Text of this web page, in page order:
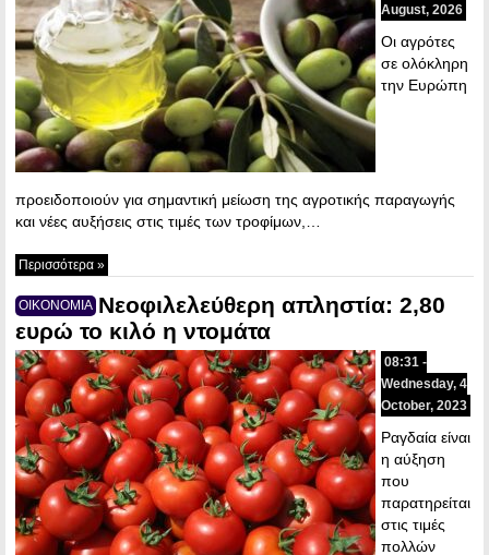
August, 2026
Οι αγρότες
σε ολόκληρη
την Ευρώπη
προειδοποιούν για σημαντική μείωση της αγροτικής παραγωγής
και νέες αυξήσεις στις τιμές των τροφίμων,…
Περισσότερα »
ΟΙΚΟΝΟΜΙΑ Νεοφιλελεύθερη απληστία: 2,80
ευρώ το κιλό η ντομάτα
08:31 -
Wednesday, 4
October, 2023
Ραγδαία είναι
η αύξηση
που
παρατηρείται
στις τιμές
πολλών